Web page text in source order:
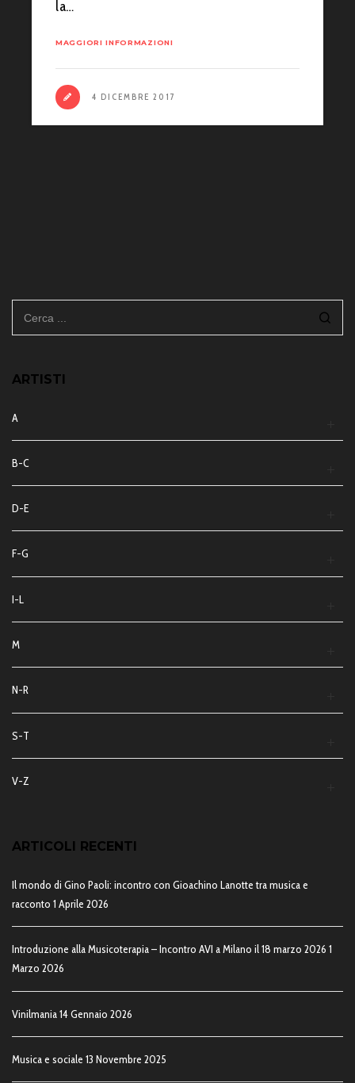
la…
MAGGIORI INFORMAZIONI
4 DICEMBRE 2017
ARTISTI
A
B-C
D-E
F-G
I-L
M
N-R
S-T
V-Z
ARTICOLI RECENTI
Il mondo di Gino Paoli: incontro con Gioachino Lanotte tra musica e
racconto 1 Aprile 2026
Introduzione alla Musicoterapia – Incontro AVI a Milano il 18 marzo 2026 1
Marzo 2026
Vinilmania14 Gennaio 2026
Musica e sociale 13 Novembre 2025